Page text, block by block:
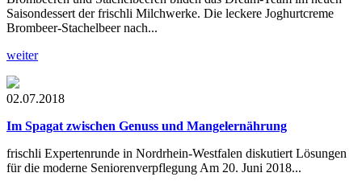
Saisondessert der frischli Milchwerke. Die leckere Joghurtcreme
Brombeer-Stachelbeer nach...
weiter
02.07.2018
Im Spagat zwischen Genuss und Mangelernährung
frischli Expertenrunde in Nordrhein-Westfalen diskutiert Lösungen
für die moderne Seniorenverpflegung Am 20. Juni 2018...